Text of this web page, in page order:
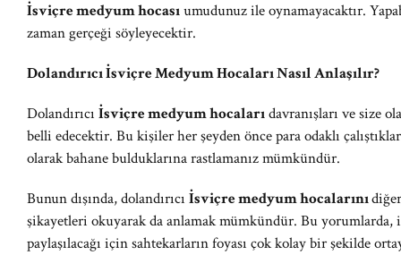
İsviçre medyum hocasıumudunuz ile oynamayacaktır.
zaman gerçeği söyleyecektir.
Dolandırıcı İsviçre Medyum Hocaları Nasıl Anlaşılır?
Dolandırıcı İsviçre medyum hocalarıdavranışları ve size
belli edecektir. Bu kişiler her şeyden önce para odaklı
olarak bahane bulduklarına rastlamanız mümkündür.
Bunun dışında, dolandırıcı İsviçre medyum hocalarını
şikayetleri okuyarak da anlamak mümkündür. Bu yorumlarda,
paylaşılacağı için sahtekarların foyası çok kolay bir şekilde